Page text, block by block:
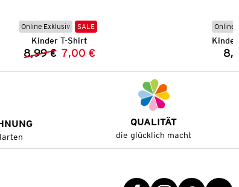
Online Exklusiv SALE
Kinder T-Shirt
Vorheriger Preis:
8,99 € Neuer Preis:
7,00 €
Online
QUALITÄT
die glücklich macht